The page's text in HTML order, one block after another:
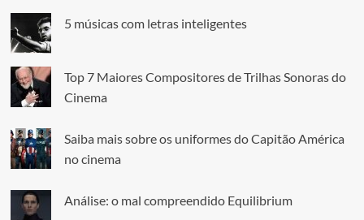
5 músicas com letras inteligentes
Top 7 Maiores Compositores de Trilhas Sonoras do
Cinema
Saiba mais sobre os uniformes do Capitão América
no cinema
Análise: o mal compreendido Equilibrium